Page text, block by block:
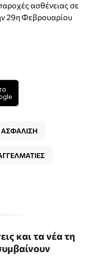
ασθένειας σε
29η Φεβρουαρίου
ΑΣΦΑΛΙΣΗ
και τα νέα τη